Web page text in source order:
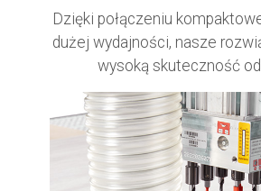
Dzięki połączeniu
dużej wydajności, nasze
wysoką skuteczność